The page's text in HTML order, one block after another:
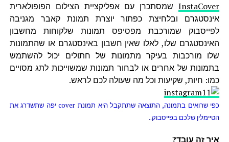
InstaCoverשמסתכרן עם אפליקציית הצילום הפופולארית
אינסטגרם ובלחיצת כפתור יוצרת תמונת קאבר מגניבה
לפייסבוק שמורכבת מפסיפס תמונות שלקוחות מחשבון
האינסטגרם שלו, לאלו שאין חשבון באינסטגרם או שהתמונות
שלו מורכבות בעיקר מתמונות של חתולים יכול להשתמש
בתמונות של אחרים או לבחור תמונות שמשוייכות לתג מסויים
כמו: חיות, שקיעות וכל מה שעולה לכם לראש.
כפי שרואים בתמונה, התוצאה שתתקבל היא תמונת cover יפה שתשדרג את
הטיימלין שלכם בפייסבוק..
איך זה עובד?